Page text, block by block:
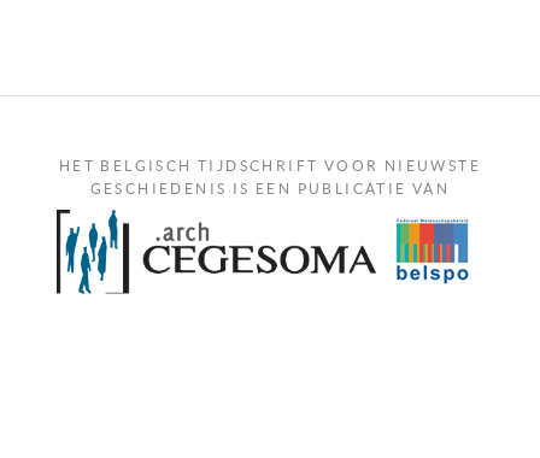
HET BELGISCH TIJDSCHRIFT VOOR NIEUWSTE
GESCHIEDENIS IS EEN PUBLICATIE VAN